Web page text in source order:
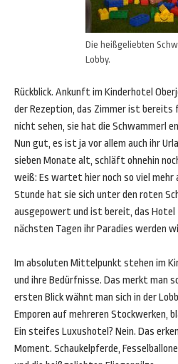
Die heißgeliebten
Lobby.
Rückblick. Ankunft im Kinderhotel
der Rezeption, das Zimmer ist
nicht sehen, sie hat die Schwammerl
Nun gut, es ist ja vor allem auch ihr
sieben Monate alt, schläft ohnehin
weiß: Es wartet hier noch so viel mehr
Stunde hat sie sich unter den roten
ausgepowert und ist bereit, das Hotel
nächsten Tagen ihr Paradies werden
Im absoluten Mittelpunkt stehen im
und ihre Bedürfnisse. Das merkt man
ersten Blick wähnt man sich in der
Emporen auf mehreren Stockwerken,
Ein steifes Luxushotel? Nein. Das
Moment. Schaukelpferde,